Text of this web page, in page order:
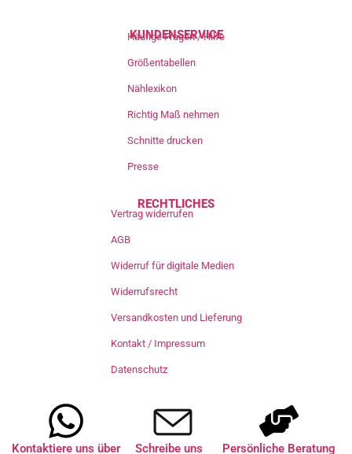
KUNDENSERVICE
Häufige Fragen / Hilfe
Größentabellen
Nählexikon
Richtig Maß nehmen
Schnitte drucken
Presse
RECHTLICHES
Vertrag widerrufen
AGB
Widerruf für digitale Medien
Widerrufsrecht
Versandkosten und Lieferung
Kontakt / Impressum
Datenschutz
Kontaktiere uns über Schreibe uns Persönliche Beratung